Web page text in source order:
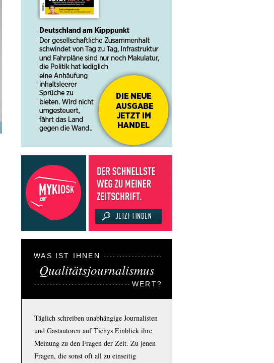
WAS IST IHNEN
Qualitätsjournalismus
WERT?
Täglich schreiben unabhängige Journalisten
und Gastautoren auf Tichys Einblick ihre
Meinung zu den Fragen der Zeit. Zu jenen
Fragen, die sonst oft all zu einseitig